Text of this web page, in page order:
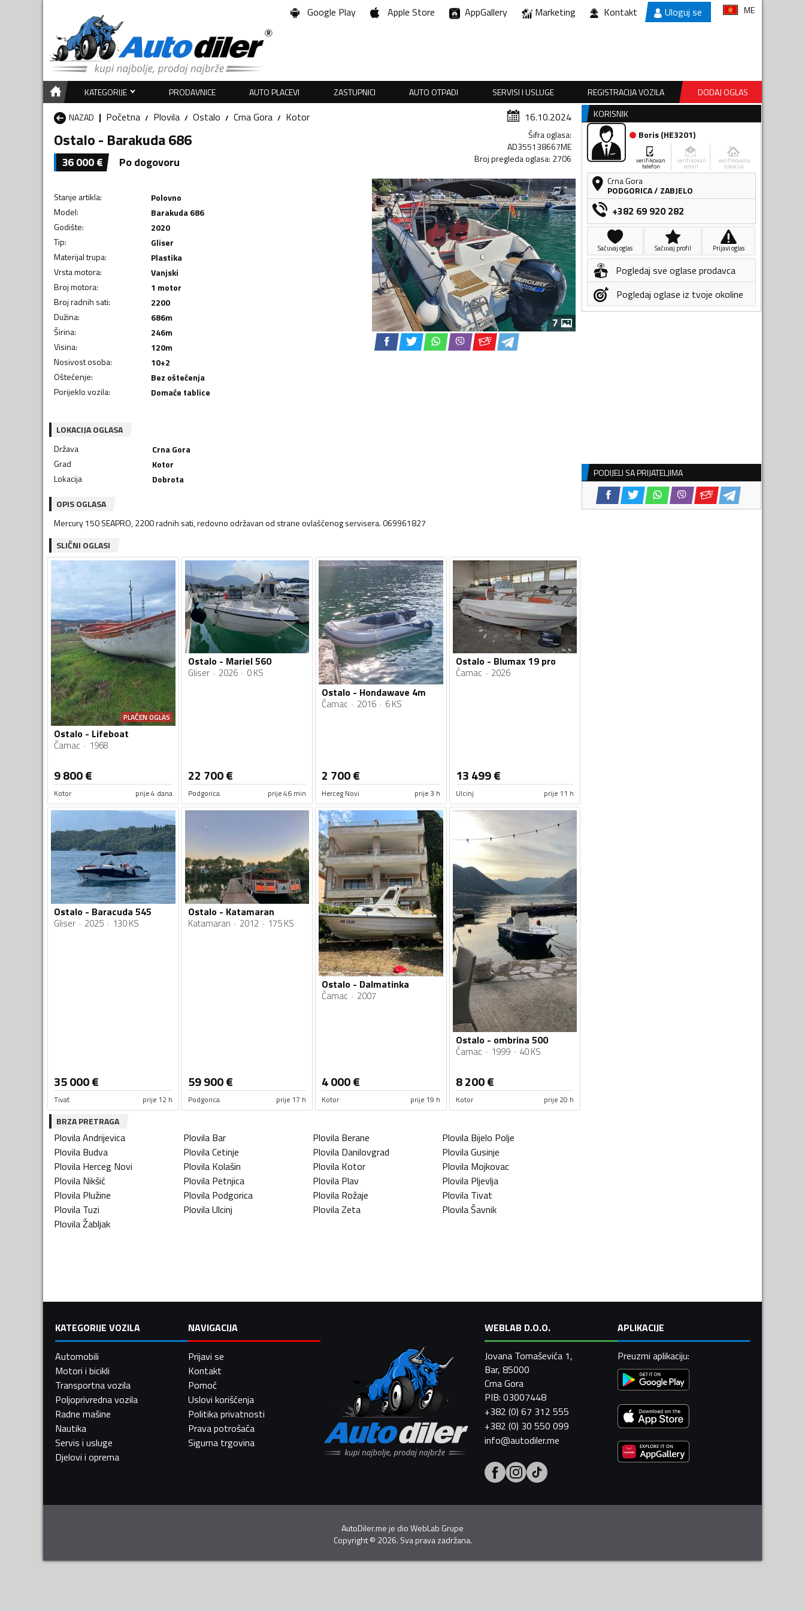
Google Play Apple Store AppGallery Marketing Kontakt Uloguj se ME
KATEGORIJE PRODAVNICE AUTO PLACEVI ZASTUPNICI AUTO OTPADI SERVISI I USLUGE REGISTRACIJA VOZILA
DODAJ OGLAS
NAZAD
Početna Plovila Ostalo Crna Gora Kotor 16.10.2024
Ostalo - Barakuda 686
36 000€ Po dogovoru
Šifra oglasa:
AD355138667ME
Broj pregleda oglasa: 2706
Stanje artikla:
Polovno
Model:
Barakuda 686
Godište:
2020
Tip:
Gliser
Materijal trupa:
Plastika
Vrsta motora:
Vanjski
Broj motora:
1 motor
Broj radnih sati:
2200
Dužina: 686m
Širina: 246m
Visina: 120m
Nosivost osoba:
10+2
Oštećenje:
Bez oštećenja
Porijeklo vozila: Domaće tablice
7
LOKACIJA OGLASA
Država
Crna Gora
Grad
Kotor
Lokacija
Dobrota
OPIS OGLASA
Mercury 150 SEAPRO, 2200 radnih sati, redovno održavan od strane ovlašćenog servisera. 069961827
SLIČNI OGLASI
PLAĆEN OGLAS
Ostalo - Lifeboat
Čamac 1968
9 800€
Kotor prije 4 dana
Ostalo - Mariel 560
Gliser 2026 0 KS
22 700€
Podgorica prije 46 min
Ostalo - Hondawave 4m
Čamac 2016 6 KS
2 700€
Herceg Novi prije 3 h
Ostalo - Blumax 19 pro
Čamac 2026
13 499€
Ulcinj prije 11 h
Ostalo - Baracuda 545
Gliser 2025 130 KS
35 000€
Tivat prije 12 h
Ostalo - Katamaran
Katamaran 2012 175 KS
59 900€
Podgorica prije 17 h
Ostalo - Dalmatinka
Čamac 2007
4 000€
Kotor prije 19 h
Ostalo - ombrina 500
Čamac 1999 40 KS
8 200€
Kotor prije 20 h
BRZA PRETRAGA
PlovilaAndrijevica Plovila Bar Plovila Berane Plovila Bijelo Polje
Plovila Budva PlovilaCetinje Plovila Danilovgrad PlovilaGusinje
Plovila Herceg Novi Plovila Kolašin Plovila Kotor Plovila Mojkovac
Plovila Nikšić Plovila Petnjica Plovila Plav Plovila Pljevlja
Plovila Plužine Plovila Podgorica Plovila Rožaje Plovila Tivat
Plovila Tuzi PlovilaUlcinj PlovilaZeta PlovilaŠavnik
PlovilaŽabljak
KORISNIK
Boris(HE3201)
verifikovan
telefon
verifikovan
email
verifikovana
lokacija
Crna Gora
PODGORICA/ ZABJELO
+382 69 920 282
Sačuvaj oglas Sačuvaj profil Prijavi oglas
Pogledaj sve oglase prodavca
Pogledaj oglase iz tvoje okoline
PODIJELI SA PRIJATELJIMA
KATEGORIJE VOZILA
Automobili
Motori i bicikli
Transportna vozila
Poljoprivredna vozila
Radne mašine
Nautika
Servis i usluge
Djelovi i oprema
NAVIGACIJA
Prijavi se
Kontakt
Pomoć
Uslovi korišćenja
Politika privatnosti
Prava potrošača
Sigurna trgovina
WEBLAB D.O.O.
Jovana Tomaševića 1,
Bar, 85000
Crna Gora
PIB: 03007448
+382 (0) 67 312 555
+382 (0) 30 550 099
info@autodiler.me
APLIKACIJE
Preuzmi aplikaciju:
AutoDiler.me je dioWebLab Grupe
Copyright© 2026. Sva prava zadržana.